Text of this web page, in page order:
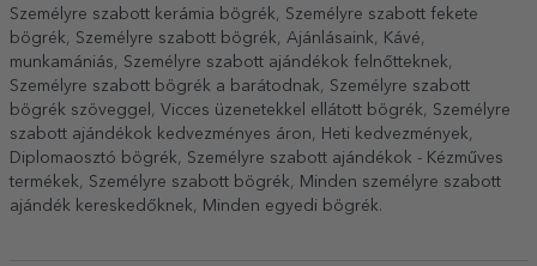
Személyre szabott kerámia bögrék, Személyre szabott fekete
bögrék, Személyre szabott bögrék, Ajánlásaink, Kávé,
munkamániás, Személyre szabott ajándékok felnőtteknek,
Személyre szabott bögrék a barátodnak, Személyre szabott
bögrék szöveggel , Vicces üzenetekkel ellátott bögrék, Személyre
szabott ajándékok kedvezményes áron, Heti kedvezmények,
Diplomaosztó bögrék, Személyre szabott ajándékok - Kézműves
termékek, Személyre szabott bögrék, Minden személyre szabott
ajándék kereskedőknek, Minden egyedi bögrék.